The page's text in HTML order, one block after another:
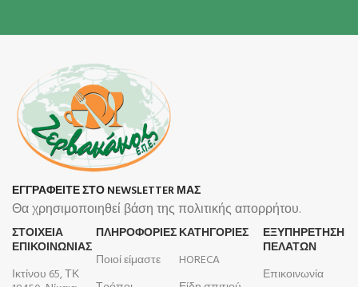
ΕΓΓΡΑΦΕΙΤΕ ΣΤΟ NEWSLETTER ΜΑΣ
Θα χρησιμοποιηθεί βάση της πολιτικής απορρήτου.
ΣΤΟΙΧΕΙΑ
ΕΠΙΚΟΙΝΩΝΙΑΣ
Ικτίνου 65, ΤΚ
ΠΛΗΡΟΦΟΡΊΕΣ
Ποιοί είμαστε
ΚΑΤΗΓΟΡΙΕΣ
HORECA
ΕΞΥΠΗΡΕΤΗΣΗ
ΠΕΛΑΤΩΝ
Επικοινωνία